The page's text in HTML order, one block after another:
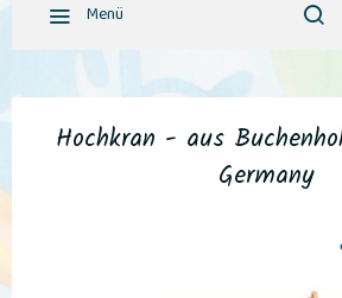
Menü
Hochkran - aus
Germany